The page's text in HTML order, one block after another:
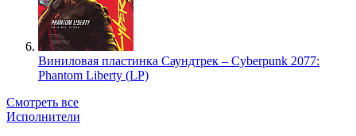
Виниловая пластинка Саундтрек – Cyberpunk 2077:
Phantom Liberty (LP)
Смотреть все
Исполнители